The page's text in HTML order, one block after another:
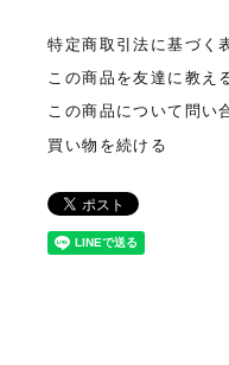
特定商取引法に基づく
この商品を友達に教え
この商品について問い
買い物を続ける